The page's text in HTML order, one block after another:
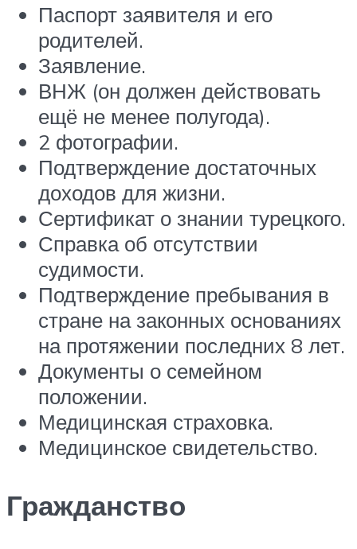
Паспорт заявителя и его
родителей.
Заявление.
ВНЖ (он должен действовать
ещё не менее полугода).
2 фотографии.
Подтверждение достаточных
доходов для жизни.
Сертификат о знании турецкого.
Справка об отсутствии
судимости.
Подтверждение пребывания в
стране на законных основаниях
на протяжении последних 8 лет.
Документы о семейном
положении.
Медицинская страховка.
Медицинское свидетельство.
Гражданство